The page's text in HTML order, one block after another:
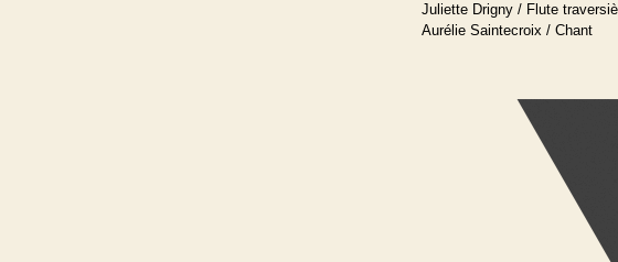
Juliette Drigny / Flute
Aurélie Saintecroix / Chant